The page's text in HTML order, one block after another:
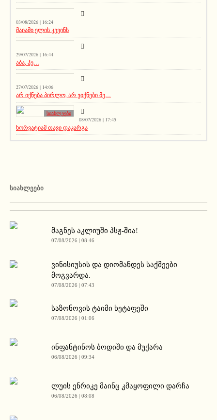
აქეთურ-იქითური
03/08/2026 | 16:24
მაიამი ელის კევინს
აქეთურ-იქითური
29/07/2026 | 16:44
აბა, ჰე…
სიახლეები
27/07/2026 | 14:06
არ იქნება პირლო, არ ვიქნები მე…
სიახლეები
08/07/2026 | 17:45
ხორვატიამ თავი დაკარგა
ᲡᲘᲐᲮᲚᲔᲔᲑᲘ
მაგნეს აკლიუში პსჟ-შია!
07/08/2026 | 08:46
ვინისიუსის და დიომანდეს საქმეები
მოგვარდა.
07/08/2026 | 07:43
საზონოვის ტაიმი ხეტაფეში
07/08/2026 | 01:06
ინფანტინოს ბოდიში და მუქარა
06/08/2026 | 09:34
ლუის ენრიკე მაინც კმაყოფილი დარჩა
06/08/2026 | 08:08